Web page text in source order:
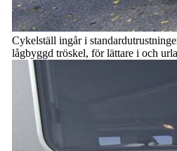
Cykelställ ingår i
lågbyggd tröskel, för lättare i och